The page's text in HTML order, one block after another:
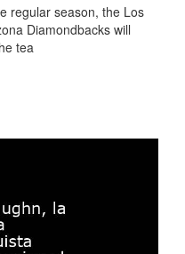
regular season, the Los
Diamondbacks will
tea